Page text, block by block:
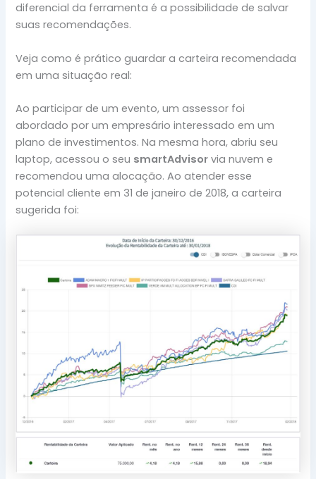
diferencial da ferramenta é a possibilidade de salvar
suas recomendações.
Veja como é prático guardar a carteira recomendada
em uma situação real:
Ao participar de um evento, um assessor foi
abordado por um empresário interessado em um
plano de investimentos. Na mesma hora, abriu seu
laptop, acessou o seu smartAdvisor via nuvem e
recomendou uma alocação. Ao atender esse
potencial cliente em 31 de janeiro de 2018, a carteira
sugerida foi: